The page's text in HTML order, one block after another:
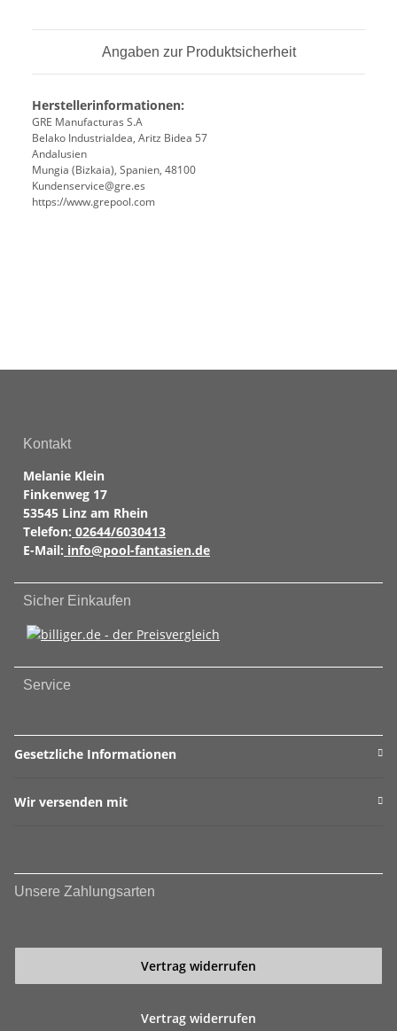
Angaben zur Produktsicherheit
Herstellerinformationen:
GRE Manufacturas S.A
Belako Industrialdea, Aritz Bidea 57
Andalusien
Mungia (Bizkaia), Spanien, 48100
Kundenservice@gre.es
https://www.grepool.com
Kontakt
Melanie Klein
Finkenweg 17
53545 Linz am Rhein
Telefon: 02644/6030413
E-Mail: info@pool-fantasien.de
Sicher Einkaufen
Service
Gesetzliche Informationen
Wir versenden mit
Unsere Zahlungsarten
Vertrag widerrufen
Vertrag widerrufen